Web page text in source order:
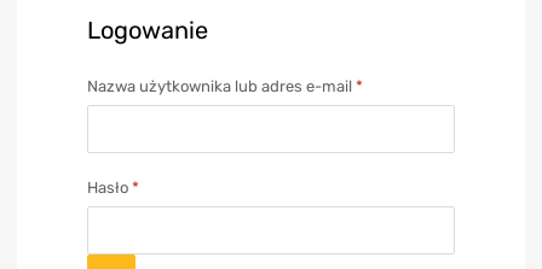
Logowanie
Nazwa użytkownika lub adres e-mail *
Hasło *